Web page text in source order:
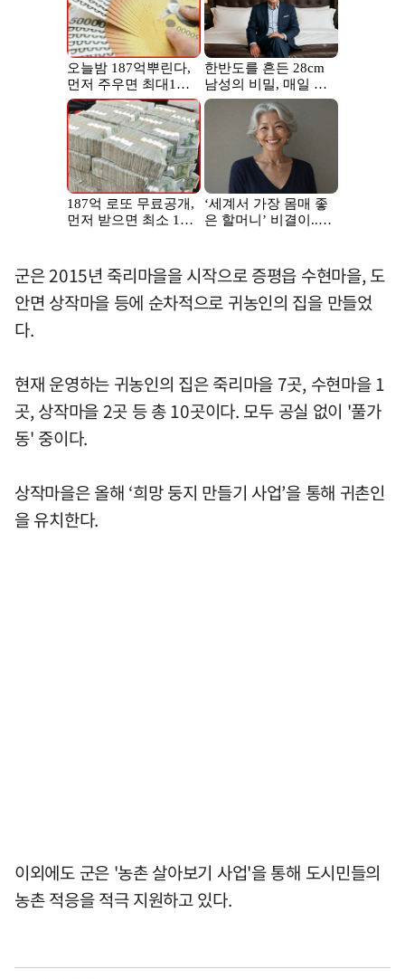
군은 2015년 죽리마을을 시작으로 증평읍 수현마을, 도
안면 상작마을 등에 순차적으로 귀농인의 집을 만들었
다.
현재 운영하는 귀농인의 집은 죽리마을 7곳, 수현마을 1
곳, 상작마을 2곳 등 총 10곳이다. 모두 공실 없이 '풀가
동' 중이다.
상작마을은 올해 ‘희망 둥지 만들기 사업’을 통해 귀촌인
을 유치한다.
이외에도 군은 '농촌 살아보기 사업'을 통해 도시민들의
농촌 적응을 적극 지원하고 있다.